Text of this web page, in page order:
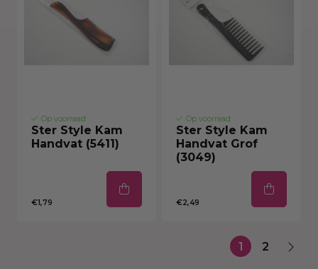
Op voorraad
Ster Style Kam
Handvat (5411)
€1,79
Op voorraad
Ster Style Kam
Handvat Grof
(3049)
€2,49
1 2